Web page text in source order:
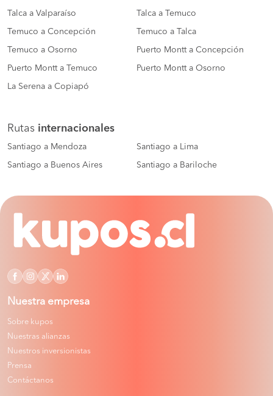
Talca a Valparaíso Talca a Temuco
Temuco a Concepción Temuco a Talca
Temuco a Osorno Puerto Montt a Concepción
Puerto Montt a Temuco Puerto Montt a Osorno
La Serena a Copiapó
Rutas internacionales
Santiago a Mendoza Santiago a Lima
Santiago a Buenos Aires Santiago a Bariloche
Nuestra empresa
Sobre kupos
Nuestras alianzas
Nuestros inversionistas
Prensa
Contáctanos